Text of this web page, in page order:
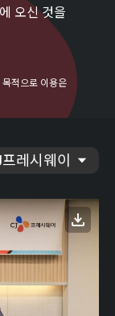
오신 것을
적으로 이용은
레시웨이